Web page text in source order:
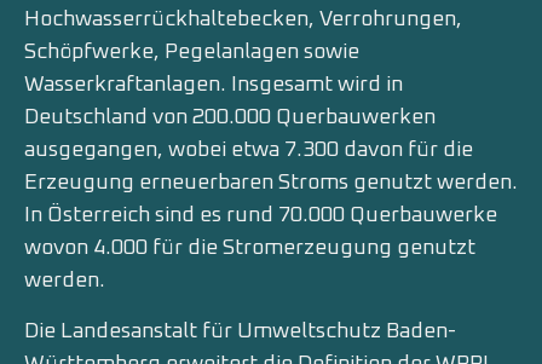
Hochwasserrückhaltebecken, Verrohrungen,
Schöpfwerke, Pegelanlagen sowie
Wasserkraftanlagen. Insgesamt wird in
Deutschland von 200.000 Querbauwerken
ausgegangen, wobei etwa 7.300 davon für die
Erzeugung erneuerbaren Stroms genutzt werden.
In Österreich sind es rund 70.000 Querbauwerke
wovon 4.000 für die Stromerzeugung genutzt
werden.
Die Landesanstalt für Umweltschutz Baden-